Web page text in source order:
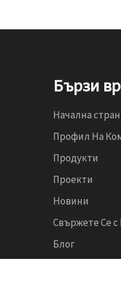
Бързи
Начална
Профил На
Продукти
Проекти
Новини
Свържете Се с
Блог